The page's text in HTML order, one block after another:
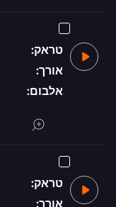
טראק:
אורך:
אלבום:
טראק:
אורך: